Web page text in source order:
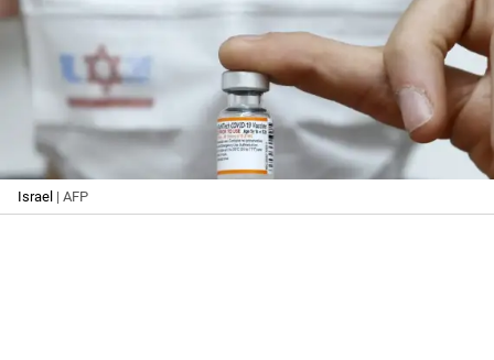
Israel | AFP